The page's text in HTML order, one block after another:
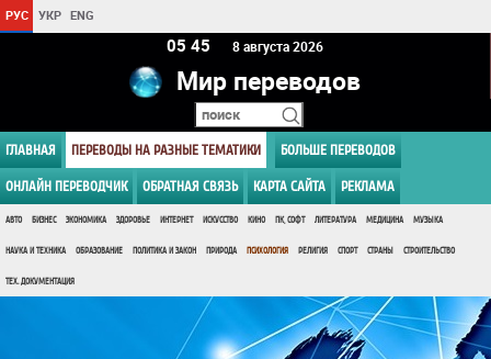
РУС УКР ENG
05:45 8 августа 2026
Мир переводов
ГЛАВНАЯ ПЕРЕВОДЫ НА РАЗНЫЕ ТЕМАТИКИ БОЛЬШЕ ПЕРЕВОДОВ
ОНЛАЙН ПЕРЕВОДЧИК ОБРАТНАЯ СВЯЗЬ КАРТА САЙТА РЕКЛАМА
АВТО БИЗНЕС ЭКОНОМИКА ЗДОРОВЬЕ ИНТЕРНЕТ ИСКУССТВО КИНО ПК, СОФТ ЛИТЕРАТУРА МЕДИЦИНА МУЗЫКА
НАУКА И ТЕХНИКА ОБРАЗОВАНИЕ ПОЛИТИКА И ЗАКОН ПРИРОДА ПСИХОЛОГИЯ РЕЛИГИЯ СПОРТ СТРАНЫ СТРОИТЕЛЬСТВО
ТЕХ. ДОКУМЕНТАЦИЯ